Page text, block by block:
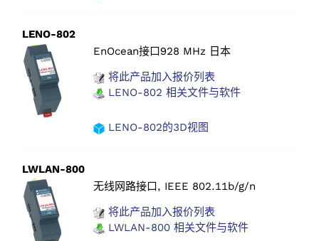
LENO-802
EnOcean接口928 MHz 日本
将此产品加入报价列表
LENO-802 相关文件与软件
LENO-802的3D视图
LWLAN-800
无线网路接口, IEEE 802.11b/g/n
将此产品加入报价列表
LWLAN-800 相关文件与软件